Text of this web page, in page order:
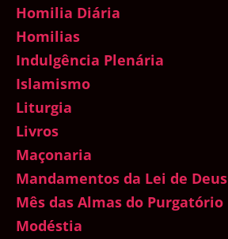
Homilia Diária
Homilias
Indulgência Plenária
Islamismo
Liturgia
Livros
Maçonaria
Mandamentos da Lei de Deus
Mês das Almas do Purgatório
Modéstia